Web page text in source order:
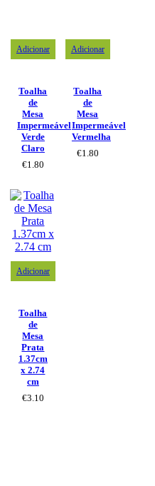
Adicionar
Toalha
de
Mesa
Impermeável
Verde
Claro
€1.80
Adicionar
Toalha
de
Mesa
Impermeável
Vermelha
€1.80
Adicionar
Toalha
de
Mesa
Prata
1.37cm
x 2.74
cm
€3.10